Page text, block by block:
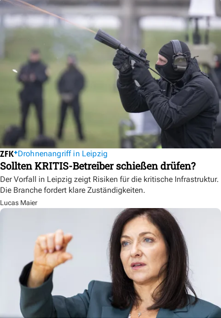
Drohnenangriff in Leipzig
Sollten KRITIS-Betreiber schießen drüfen?
Der Vorfall in Leipzig zeigt Risiken für die kritische Infrastruktur.
Die Branche fordert klare Zuständigkeiten.
Lucas Maier